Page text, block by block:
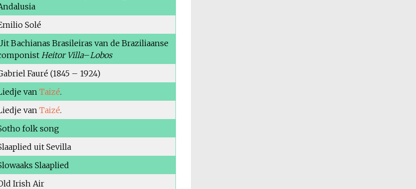
Solé
Bachianas Brasileiras van de Braziliaanse
Heitor Villa–Lobos
Fauré (1845 – 1924)
van Taizé.
van Taizé.
folk song
uit Sevilla
Slaaplied
Irish Air